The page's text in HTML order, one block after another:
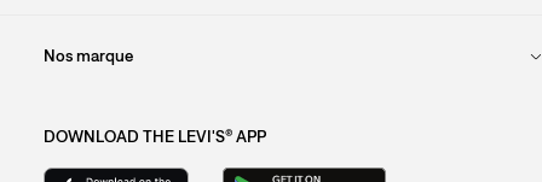
Nos marque
DOWNLOAD THE LEVI'S® APP